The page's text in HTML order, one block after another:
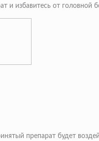
и избавитесь от головной
препарат будет